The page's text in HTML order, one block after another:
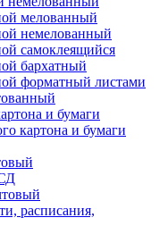
мелованный
немелованный
самоклеящийся
бархатный
форматный листами
и бумаги
картона и бумаги
расписания,